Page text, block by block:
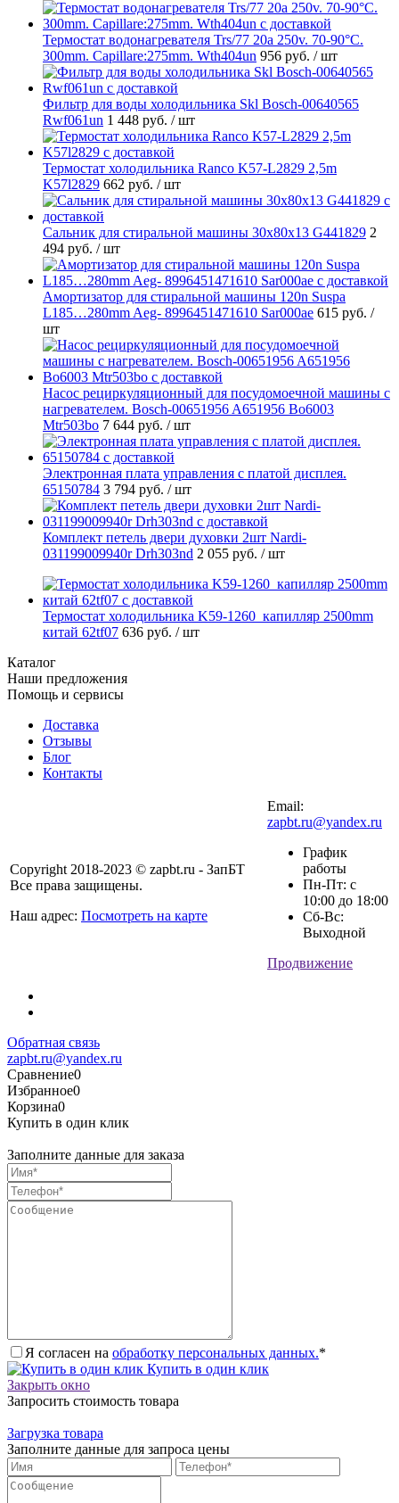
Термостат водонагревателя Trs/77 20a 250v. 70-90°C.
300mm. Capillare:275mm. Wth404un 956 руб. / шт
Фильтр для воды холодильника Skl Bosch-00640565
Rwf061un 1 448 руб. / шт
Термостат холодильника Ranco K57-L2829 2,5m
K57l2829 662 руб. / шт
Cальник для стиральной машины 30x80x13 G441829 2
494 руб. / шт
Амортизатор для стиральной машины 120n Suspa
L185…280mm Aeg- 8996451471610 Sar000ae 615 руб. /
шт
Насос рециркуляционный для посудомоечной машины с
нагревателем. Bosch-00651956 A651956 Bo6003
Mtr503bo 7 644 руб. / шт
Электронная плата управления с платой дисплея.
65150784 3 794 руб. / шт
Комплект петель двери духовки 2шт Nardi-
031199009940r Drh303nd 2 055 руб. / шт
Термостат холодильника K59-1260_капилляр 2500mm
китай 62tf07 636 руб. / шт
Каталог
Наши предложения
Помощь и сервисы
Доставка
Отзывы
Блог
Контакты
Copyright 2018-2023 © zapbt.ru - ЗапБТ
Все права защищены.
Наш адрес: Посмотреть на карте
Email:
zapbt.ru@yandex.ru
График
работы
Пн-Пт: с
10:00 до 18:00
Сб-Вс:
Выходной
Продвижение
Обратная связь
zapbt.ru@yandex.ru
Сравнение0
Избранное0
Корзина0
Купить в один клик
Заполните данные для заказа
Я согласен на обработку персональных данных.*
Купить в один клик
Закрыть окно
Запросить стоимость товара
Загрузка товара
Заполните данные для запроса цены